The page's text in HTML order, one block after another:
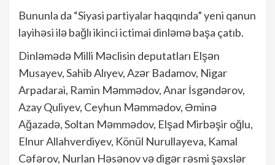
Bununla da “Siyasi partiyalar haqqında” yeni qanun
layihəsi ilə bağlı ikinci ictimai dinləmə başa çatıb.
Dinləmədə Milli Məclisin deputatları Elşən
Musayev, Sahib Alıyev, Azər Badamov, Nigar
Arpadarai, Ramin Məmmədov, Anar İsgəndərov,
Azay Quliyev, Ceyhun Məmmədov, Əminə
Ağazadə, Soltan Məmmədov, Elşad Mirbəşir oğlu,
Elnur Allahverdiyev, Könül Nurullayeva, Kamal
Cəfərov, Nurlan Həsənov və digər rəsmi şəxslər